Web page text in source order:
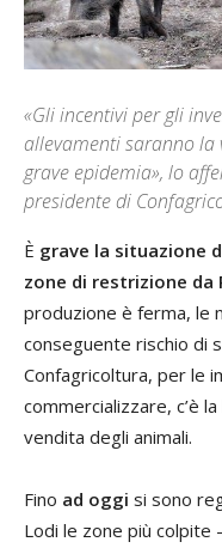
«Gli incentivi per gli
allevamenti saranno la
grave epidemia», lo
presidente di
È grave la situazione
zone di restrizione da
produzione è ferma, le
conseguente rischio di
Confagricoltura, per le
commercializzare, c’è
vendita degli animali.
Fino ad oggi si sono
Lodi le zone più colpite